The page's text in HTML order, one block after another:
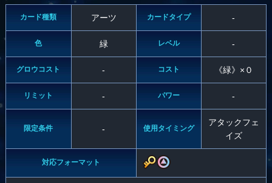
カード種類 アーツ カードタイプ -
色 緑 レベル -
グロウコスト - コスト 《緑》×０
リミット - パワー -
限定条件 - 使用タイミング
アタックフェ
イズ
対応フォーマット